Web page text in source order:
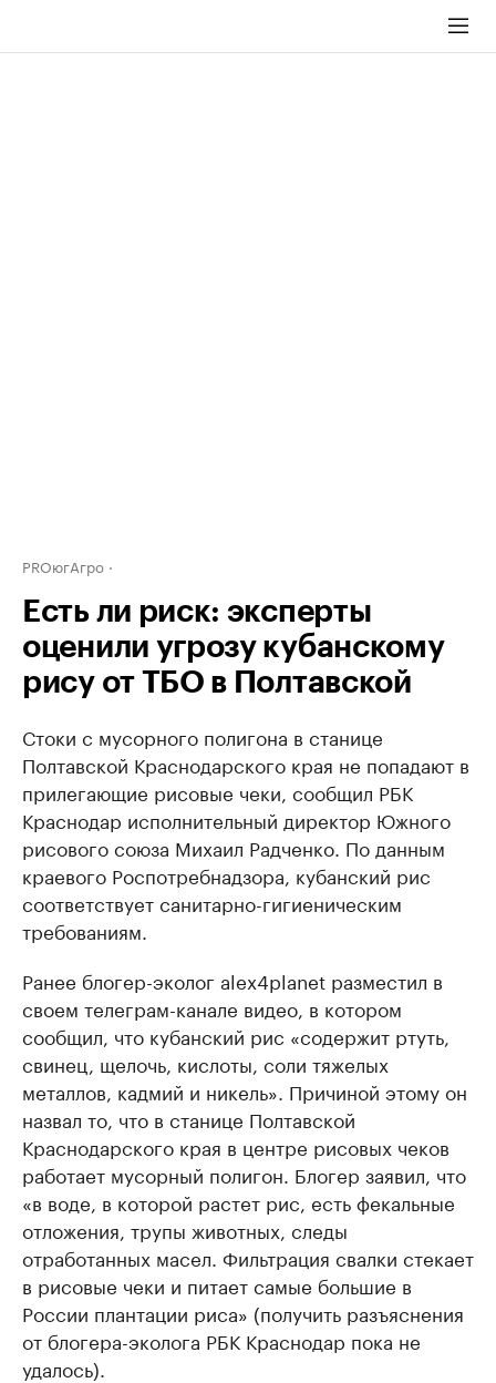
PROюгАгро
Есть ли риск: эксперты
оценили угрозу кубанскому
рису от ТБО в Полтавской
Стоки с мусорного полигона в станице
Полтавской Краснодарского края не попадают в
прилегающие рисовые чеки, сообщил РБК
Краснодар исполнительный директор Южного
рисового союза Михаил Радченко. По данным
краевого Роспотребнадзора, кубанский рис
соответствует санитарно-гигиеническим
требованиям.
Ранее блогер-эколог alex4planet разместил в
своем телеграм-канале видео, в котором
сообщил, что кубанский рис «содержит ртуть,
свинец, щелочь, кислоты, соли тяжелых
металлов, кадмий и никель». Причиной этому он
назвал то, что в станице Полтавской
Краснодарского края в центре рисовых чеков
работает мусорный полигон. Блогер заявил, что
«в воде, в которой растет рис, есть фекальные
отложения, трупы животных, следы
отработанных масел. Фильтрация свалки стекает
в рисовые чеки и питает самые большие в
России плантации риса» (получить разъяснения
от блогера-эколога РБК Краснодар пока не
удалось).